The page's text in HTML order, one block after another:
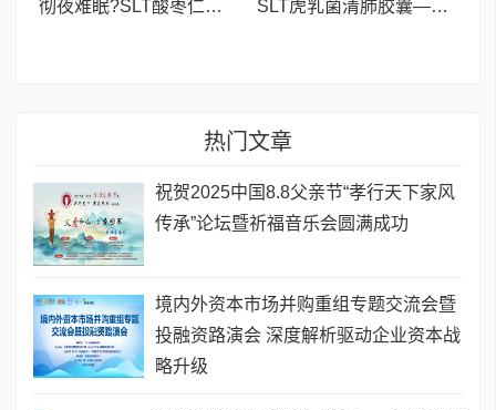
彻夜难眠?SLT酸枣仁胶囊——让你躺下就困,整夜安睡到天亮! SLT虎乳菌清肺胶囊——新加坡40年口碑之选,清肺养肺更专业!
热门文章
祝贺2025中国8.8父亲节“孝行天下家风
传承”论坛暨祈福音乐会圆满成功
境内外资本市场并购重组专题交流会暨
投融资路演会 深度解析驱动企业资本战
略升级